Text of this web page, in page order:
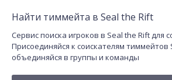
Найти тиммейта в Seal the Rift
Сервис поиска игроков в Seal the Rift для
Присоединяйся к соискателям тиммейтов
объединяйся в группы и команды